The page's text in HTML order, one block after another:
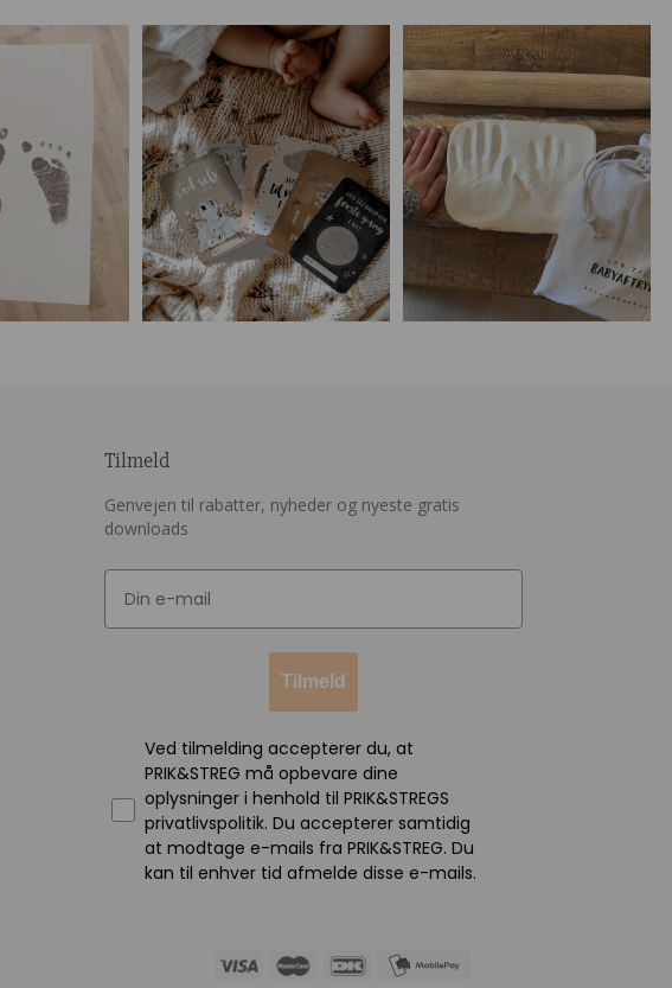
Tilmeld
Genvejen til rabatter, nyheder og nyeste gratis
downloads
Tilmeld
Ved tilmelding accepterer du, at
PRIK&STREG må opbevare dine
oplysninger i henhold til PRIK&STREGS
privatlivspolitik. Du accepterer samtidig
at modtage e-mails fra PRIK&STREG. Du
kan til enhver tid afmelde disse e-mails.